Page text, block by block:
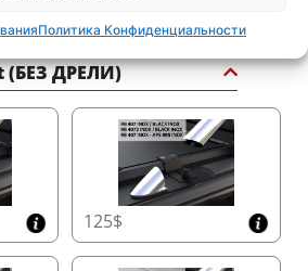
Политика Конфиденциальности
к контейнеру
с помощью специально
контейнера, которая
и легкий доступ к Tessera
долговечность и
направляющие ручной
(БЕЗ ДРЕЛИ)
125$